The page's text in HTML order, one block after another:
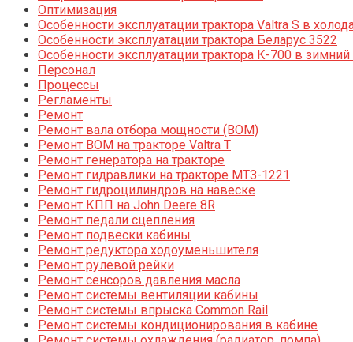
Оптимизация
Особенности эксплуатации трактора Valtra S в
Особенности эксплуатации трактора Беларус 3522
Особенности эксплуатации трактора К-700 в
Персонал
Процессы
Регламенты
Ремонт
Ремонт вала отбора мощности (ВОМ)
Ремонт ВОМ на тракторе Valtra T
Ремонт генератора на тракторе
Ремонт гидравлики на тракторе МТЗ-1221
Ремонт гидроцилиндров на навеске
Ремонт КПП на John Deere 8R
Ремонт педали сцепления
Ремонт подвески кабины
Ремонт редуктора ходоуменьшителя
Ремонт рулевой рейки
Ремонт сенсоров давления масла
Ремонт системы вентиляции кабины
Ремонт системы впрыска Common Rail
Ремонт системы кондиционирования в кабине